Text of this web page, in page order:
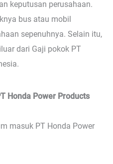
keputusan perusahaan.
bus atau mobil
sepenuhnya. Selain itu,
dari Gaji pokok PT
Honda Power Products
masuk PT Honda Power